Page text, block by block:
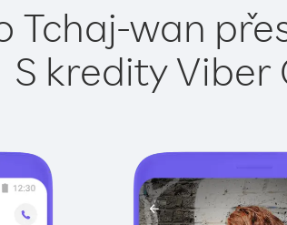
Tchaj-wan
S kredity Viber